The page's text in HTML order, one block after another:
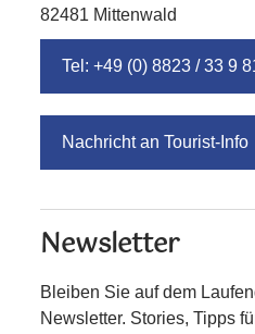
82481 Mittenwald
Tel: +49 (0) 8823 / 33 9
Nachricht an Tourist-Info
Newsletter
Bleiben Sie auf dem
Newsletter. Stories, Tipps